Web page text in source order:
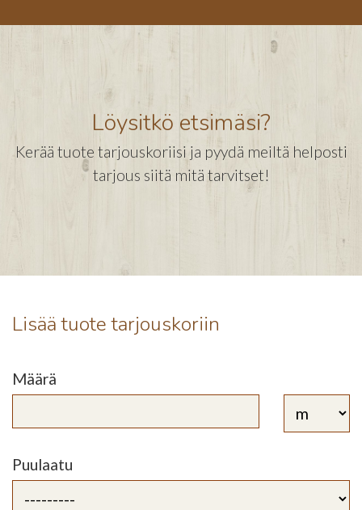
Löysitkö etsimäsi?
Kerää tuote tarjouskoriisi ja pyydä meiltä helposti
tarjous siitä mitä tarvitset!
Lisää tuote tarjouskoriin
Määrä
Puulaatu